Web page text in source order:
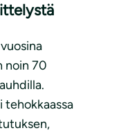
noin 70
tehokkaassa